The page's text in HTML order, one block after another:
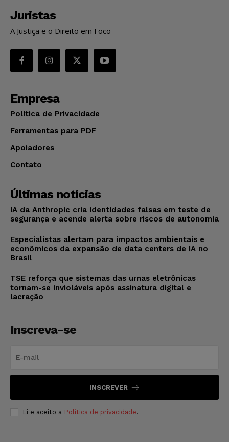
Juristas
A Justiça e o Direito em Foco
Empresa
Política de Privacidade
Ferramentas para PDF
Apoiadores
Contato
Últimas notícias
IA da Anthropic cria identidades falsas em teste de
segurança e acende alerta sobre riscos de autonomia
Especialistas alertam para impactos ambientais e
econômicos da expansão de data centers de IA no
Brasil
TSE reforça que sistemas das urnas eletrônicas
tornam-se invioláveis após assinatura digital e
lacração
Inscreva-se
INSCREVER
Li e aceito a Política de privacidade.